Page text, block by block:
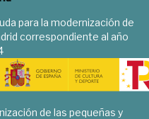
para la modernización de
correspondiente al año
de las pequeñas y